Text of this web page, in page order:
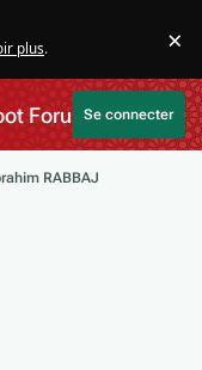
plus. ×
ForumSe connecter
RABBAJ